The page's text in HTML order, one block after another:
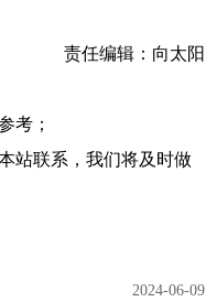
责任编辑：向太阳
考；
站联系，我们将及时做
2024-06-09